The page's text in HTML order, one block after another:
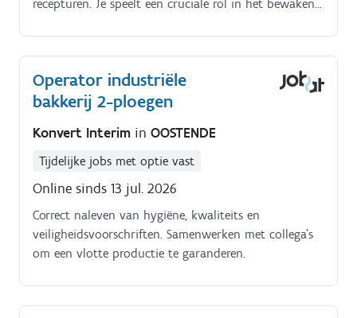
recepturen. Je speelt een cruciale rol in het bewaken
te controleren en regelmatig kwaliteitschecks te doen.
Netheid en naleving van hygiëne- en veiligheidsregels
zijn hierbij essentieel.
Operator industriële
bakkerij 2-ploegen
Konvert Interim in OOSTENDE
Tijdelijke jobs met optie vast
Online sinds 13 jul. 2026
Correct naleven van hygiëne, kwaliteits en
veiligheidsvoorschriften. Samenwerken met collega's
om een vlotte productie te garanderen.